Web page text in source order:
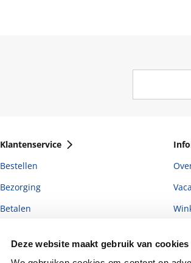
Deze website maakt gebruik van cookies
Klantenservice
Bestellen
Bezorging
Betalen
Veelgestelde vragen